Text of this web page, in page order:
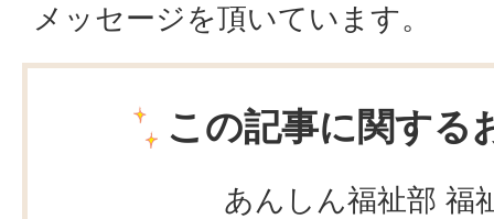
メッセージを頂いています。
この記事に関する
あんしん福祉部 福